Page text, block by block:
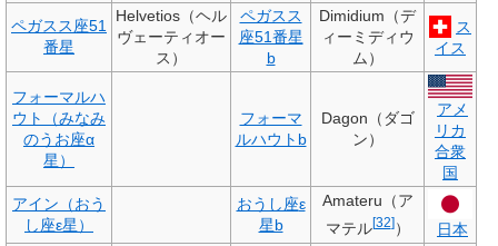
ペガスス座51
番星
Helvetios（ヘル
ヴェーティオー
ス）
ペガスス
座51番星
b
Dimidium（デ
ィーミディウ
ム）
ス
イス
フォーマルハ
ウト（みなみ
のうお座α
星）
フォーマ
ルハウトb
Dagon（ダゴ
ン）
アメ
リカ
合衆
国
アイン（おう
し座ε星）
おうし座ε
星b
Amateru（ア
マテル[32]） 日本